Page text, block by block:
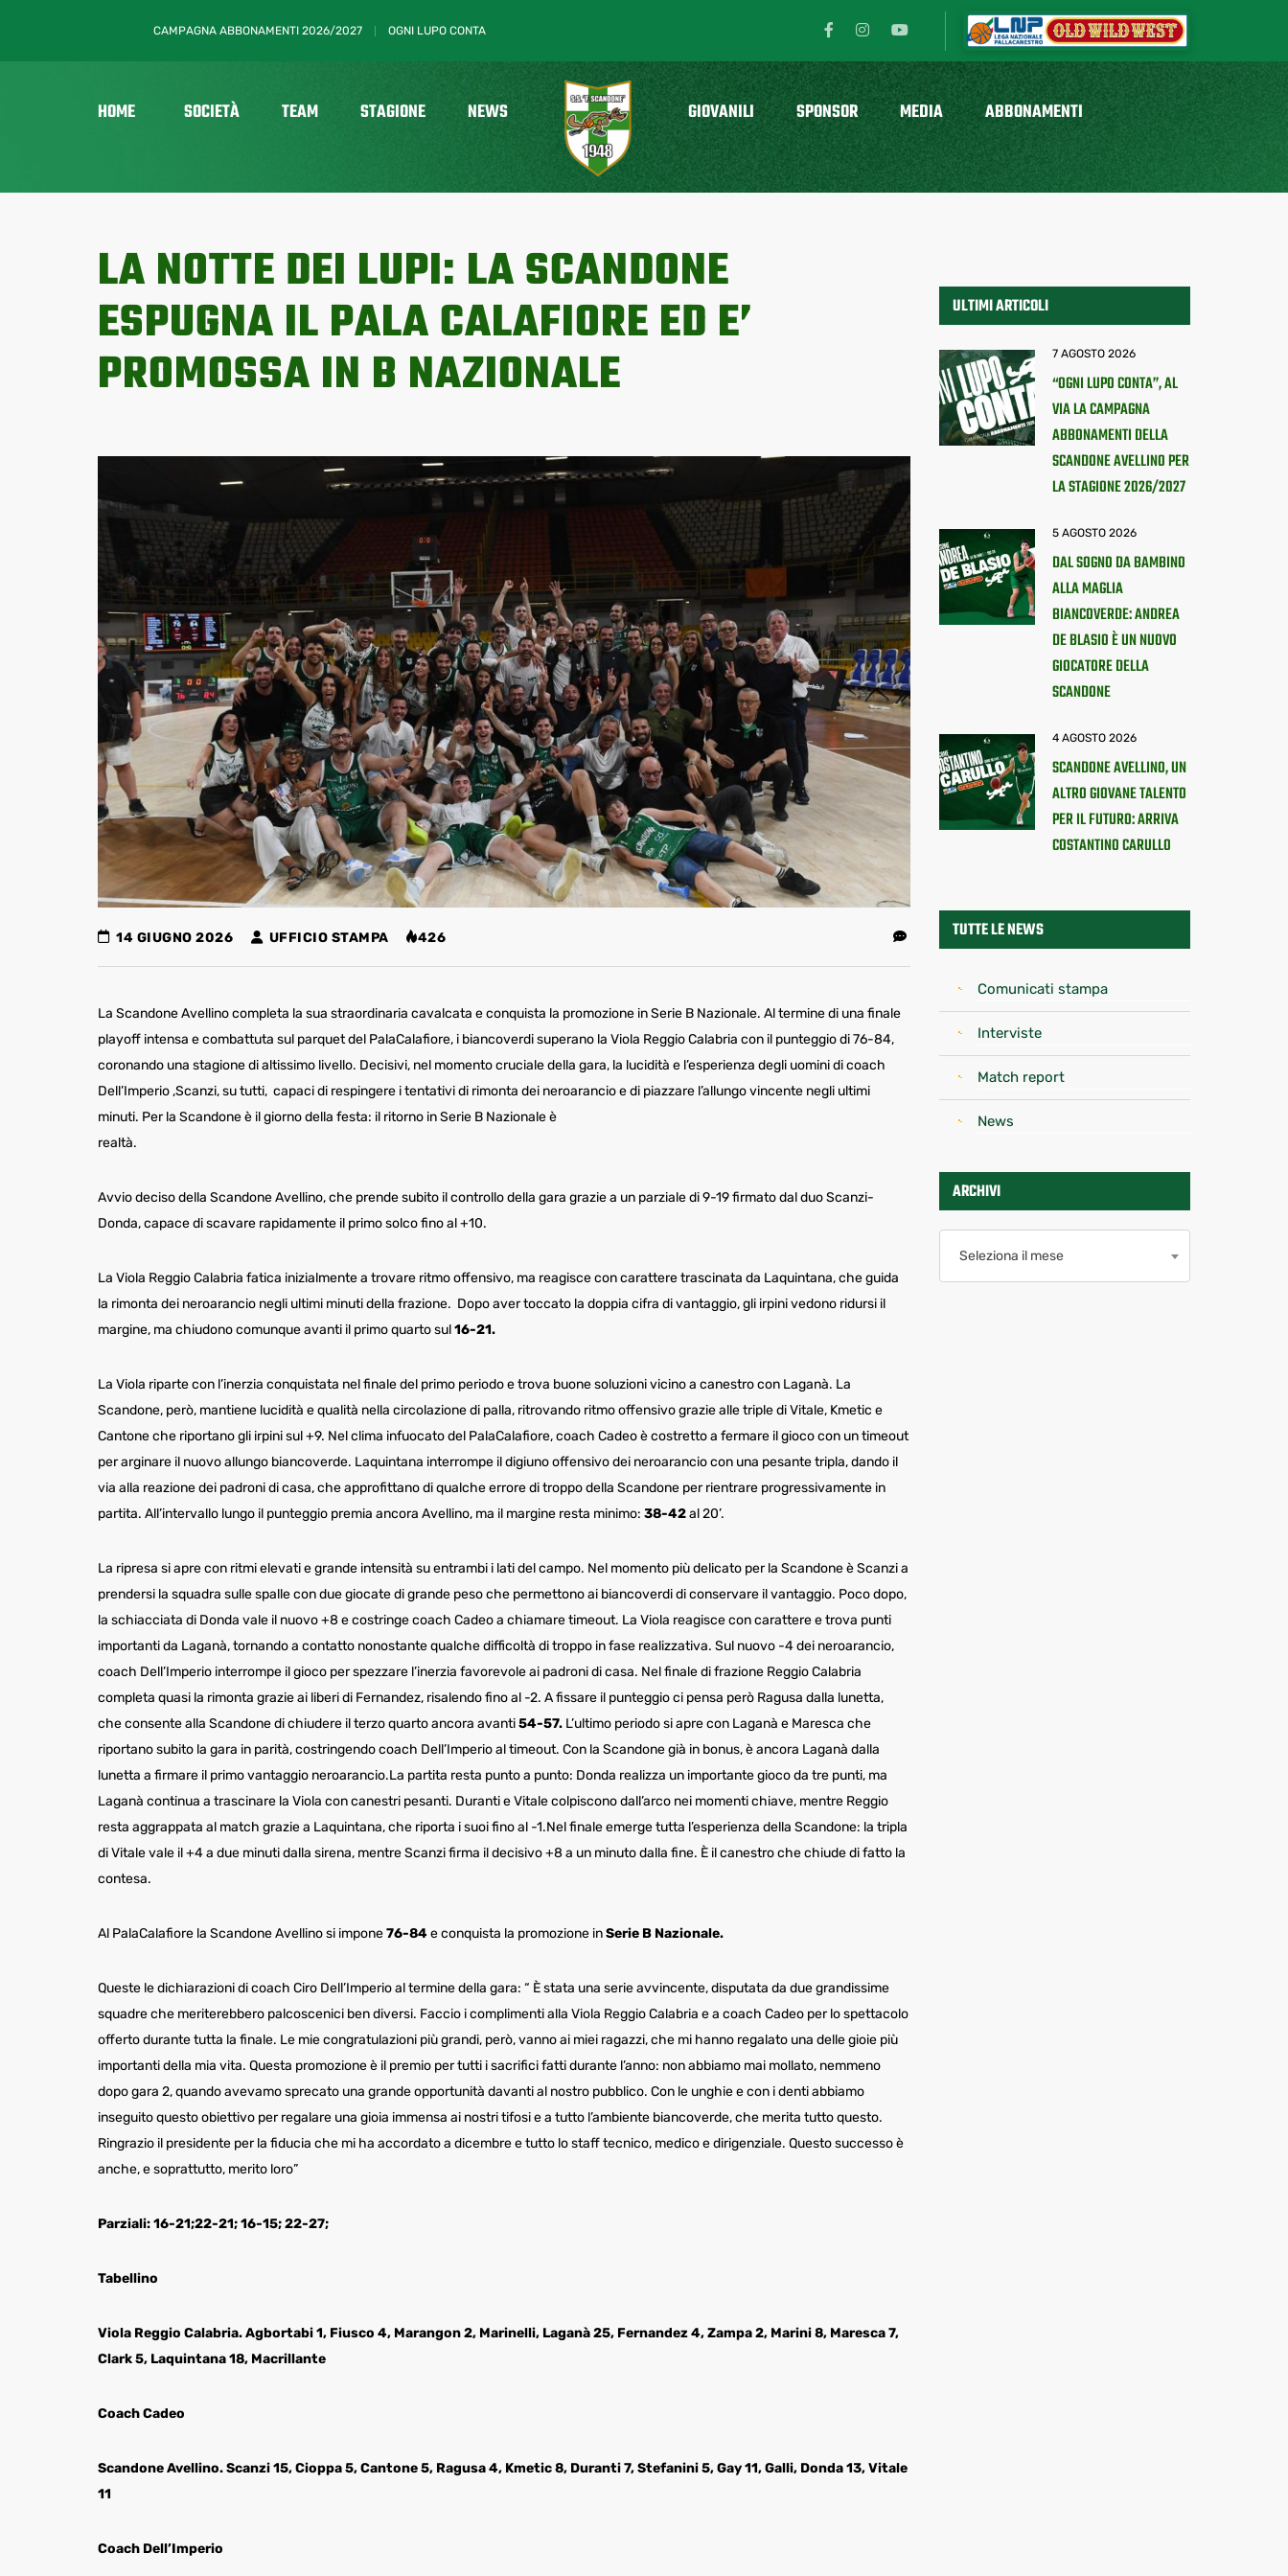
CAMPAGNA ABBONAMENTI 2026/2027 OGNI LUPO CONTA
HOME SOCIETÀ TEAM STAGIONE NEWS GIOVANILI SPONSOR MEDIA ABBONAMENTI
LA NOTTE DEI LUPI: LA SCANDONE
ESPUGNA IL PALA CALAFIORE ED E’
PROMOSSA IN B NAZIONALE
14 GIUGNO 2026 UFFICIO STAMPA 426
La Scandone Avellino completa la sua straordinaria cavalcata e conquista la promozione in Serie B Nazionale. Al termine di una finale
playoff intensa e combattuta sul parquet del PalaCalafiore, i biancoverdi superano la Viola Reggio Calabria con il punteggio di 76-84,
coronando una stagione di altissimo livello. Decisivi, nel momento cruciale della gara, la lucidità e l’esperienza degli uomini di coach
Dell’Imperio ,Scanzi, su tutti, capaci di respingere i tentativi di rimonta dei neroarancio e di piazzare l’allungo vincente negli ultimi
minuti. Per la Scandone è il giorno della festa: il ritorno in Serie B Nazionale è
realtà.
Avvio deciso della Scandone Avellino, che prende subito il controllo della gara grazie a un parziale di 9-19 firmato dal duo Scanzi-
Donda, capace di scavare rapidamente il primo solco fino al +10.
La Viola Reggio Calabria fatica inizialmente a trovare ritmo offensivo, ma reagisce con carattere trascinata da Laquintana, che guida
la rimonta dei neroarancio negli ultimi minuti della frazione. Dopo aver toccato la doppia cifra di vantaggio, gli irpini vedono ridursi il
margine, ma chiudono comunque avanti il primo quarto sul16-21.
La Viola riparte con l’inerzia conquistata nel finale del primo periodo e trova buone soluzioni vicino a canestro con Laganà. La
Scandone, però, mantiene lucidità e qualità nella circolazione di palla, ritrovando ritmo offensivo grazie alle triple di Vitale, Kmetic e
Cantone che riportano gli irpini sul +9. Nel clima infuocato del PalaCalafiore, coach Cadeo è costretto a fermare il gioco con un timeout
per arginare il nuovo allungo biancoverde. Laquintana interrompe il digiuno offensivo dei neroarancio con una pesante tripla, dando il
via alla reazione dei padroni di casa, che approfittano di qualche errore di troppo della Scandone per rientrare progressivamente in
partita. All’intervallo lungo il punteggio premia ancora Avellino, ma il margine resta minimo: 38-42al 20’.
La ripresa si apre con ritmi elevati e grande intensità su entrambi i lati del campo. Nel momento più delicato per la Scandone è Scanzi a
prendersi la squadra sulle spalle con due giocate di grande peso che permettono ai biancoverdi di conservare il vantaggio. Poco dopo,
la schiacciata di Donda vale il nuovo +8 e costringe coach Cadeo a chiamare timeout. La Viola reagisce con carattere e trova punti
importanti da Laganà, tornando a contatto nonostante qualche difficoltà di troppo in fase realizzativa. Sul nuovo -4 dei neroarancio,
coach Dell’Imperio interrompe il gioco per spezzare l’inerzia favorevole ai padroni di casa. Nel finale di frazione Reggio Calabria
completa quasi la rimonta grazie ai liberi di Fernandez, risalendo fino al -2. A fissare il punteggio ci pensa però Ragusa dalla lunetta,
che consente alla Scandone di chiudere il terzo quarto ancora avanti54-57. L’ultimo periodo si apre con Laganà e Maresca che
riportano subito la gara in parità, costringendo coach Dell’Imperio al timeout. Con la Scandone già in bonus, è ancora Laganà dalla
lunetta a firmare il primo vantaggio neroarancio.La partita resta punto a punto: Donda realizza un importante gioco da tre punti, ma
Laganà continua a trascinare la Viola con canestri pesanti. Duranti e Vitale colpiscono dall’arco nei momenti chiave, mentre Reggio
resta aggrappata al match grazie a Laquintana, che riporta i suoi fino al -1.Nel finale emerge tutta l’esperienza della Scandone: la tripla
di Vitale vale il +4 a due minuti dalla sirena, mentre Scanzi firma il decisivo +8 a un minuto dalla fine. È il canestro che chiude di fatto la
contesa.
Al PalaCalafiore la Scandone Avellino si impone76-84e conquista la promozione inSerie B Nazionale.
Queste le dichiarazioni di coach Ciro Dell’Imperio al termine della gara: “ È stata una serie avvincente, disputata da due grandissime
squadre che meriterebbero palcoscenici ben diversi. Faccio i complimenti alla Viola Reggio Calabria e a coach Cadeo per lo spettacolo
offerto durante tutta la finale. Le mie congratulazioni più grandi, però, vanno ai miei ragazzi, che mi hanno regalato una delle gioie più
importanti della mia vita. Questa promozione è il premio per tutti i sacrifici fatti durante l’anno: non abbiamo mai mollato, nemmeno
dopo gara 2, quando avevamo sprecato una grande opportunità davanti al nostro pubblico. Con le unghie e con i denti abbiamo
inseguito questo obiettivo per regalare una gioia immensa ai nostri tifosi e a tutto l’ambiente biancoverde, che merita tutto questo.
Ringrazio il presidente per la fiducia che mi ha accordato a dicembre e tutto lo staff tecnico, medico e dirigenziale. Questo successo è
anche, e soprattutto, merito loro”
Parziali: 16-21;22-21; 16-15; 22-27;
Tabellino
Viola Reggio Calabria. Agbortabi 1, Fiusco 4, Marangon 2, Marinelli, Laganà 25, Fernandez 4, Zampa 2, Marini 8, Maresca 7,
Clark 5, Laquintana 18, Macrillante
Coach Cadeo
Scandone Avellino. Scanzi 15, Cioppa 5, Cantone 5, Ragusa 4, Kmetic 8, Duranti 7, Stefanini 5, Gay 11, Galli, Donda 13, Vitale
11
Coach Dell’Imperio
ULTIMI ARTICOLI
7 AGOSTO 2026
“OGNI LUPO CONTA”, AL
VIA LA CAMPAGNA
ABBONAMENTI DELLA
SCANDONE AVELLINO PER
LA STAGIONE 2026/2027
5 AGOSTO 2026
DAL SOGNO DA BAMBINO
ALLA MAGLIA
BIANCOVERDE: ANDREA
DE BLASIO È UN NUOVO
GIOCATORE DELLA
SCANDONE
4 AGOSTO 2026
SCANDONE AVELLINO, UN
ALTRO GIOVANE TALENTO
PER IL FUTURO: ARRIVA
COSTANTINO CARULLO
TUTTE LE NEWS
Comunicati stampa
Interviste
Match report
News
ARCHIVI
Seleziona il mese